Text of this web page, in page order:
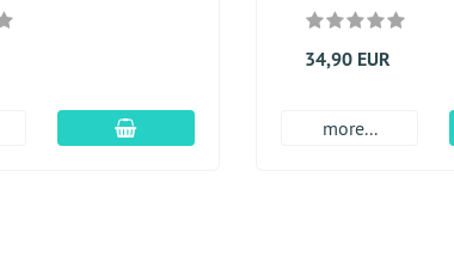
En el carro de compras
34,90 EUR
more...